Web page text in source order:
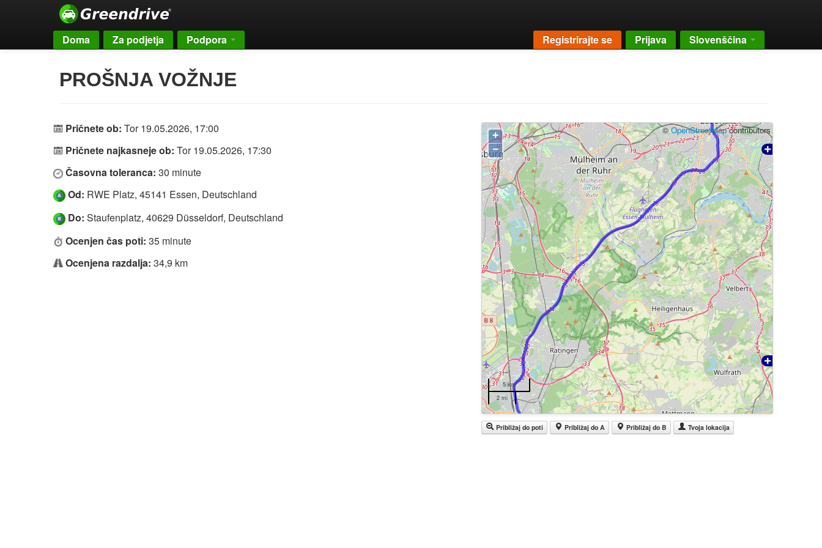
Doma Za podjetja Podpora Registrirajte se Prijava Slovenščina
PROŠNJA VOŽNJE
Pričnete ob: Tor 19.05.2026, 17:00
Pričnete najkasneje ob: Tor 19.05.2026, 17:30
Časovna toleranca: 30 minute
Od: RWE Platz, 45141 Essen, Deutschland
Do: Staufenplatz, 40629 Düsseldorf, Deutschland
Ocenjen čas poti: 35 minute
Ocenjena razdalja: 34,9 km
+
−
©OpenStreetMapcontributors
5 km
2 mi
Približaj do poti Približaj do A Približaj do B Tvoja lokacija